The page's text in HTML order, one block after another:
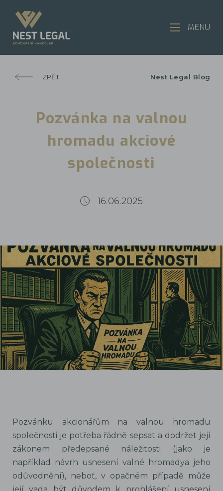
ZPĚT Nest Legal Blog
Pozvánka na valnou
hromadu akciové
společnosti
16.06.2025
Pozvánku akcionářům na valnou hromadu
společnosti je potřeba řádně sepsat a dodržet její
zákonem předepsané náležitosti (jako je
například návrh usnesení valné hromadya jeho
odůvodnění), neboť, v opačném případě může
MENU